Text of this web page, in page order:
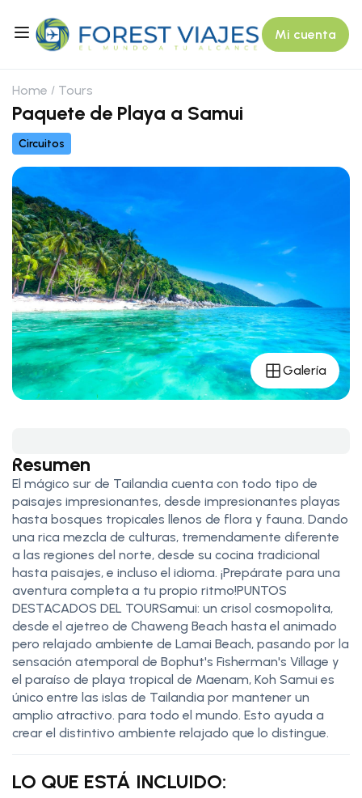
Mi cuenta
Home Tours
Paquete de Playa a Samui
Circuitos
Galería
Resumen
El mágico sur de Tailandia cuenta con todo tipo de
paisajes impresionantes, desde impresionantes playas
hasta bosques tropicales llenos de flora y fauna. Dando
una rica mezcla de culturas, tremendamente diferente
a las regiones del norte, desde su cocina tradicional
hasta paisajes, e incluso el idioma. ¡Prepárate para una
aventura completa a tu propio ritmo!PUNTOS
DESTACADOS DEL TOURSamui: un crisol cosmopolita,
desde el ajetreo de Chaweng Beach hasta el animado
pero relajado ambiente de Lamai Beach, pasando por la
sensación atemporal de Bophut's Fisherman's Village y
el paraíso de playa tropical de Maenam, Koh Samui es
único entre las islas de Tailandia por mantener un
amplio atractivo. para todo el mundo. Esto ayuda a
crear el distintivo ambiente relajado que lo distingue.
LO QUE ESTÁ INCLUIDO: